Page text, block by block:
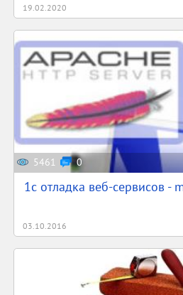
19.02.2020
5461 0
1c отладка веб-сервисов -
03.10.2016